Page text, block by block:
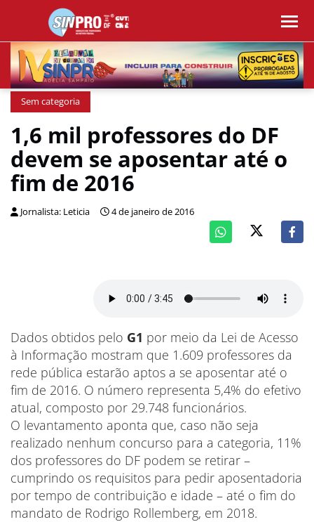
Sem categoria
1,6 mil professores do DF
devem se aposentar até o
fim de 2016
Jornalista: Leticia 4 de janeiro de 2016
Dados obtidos pelo G1 por meio da Lei de Acesso
à Informação mostram que 1.609 professores da
rede pública estarão aptos a se aposentar até o
fim de 2016. O número representa 5,4% do efetivo
atual, composto por 29.748 funcionários.
O levantamento aponta que, caso não seja
realizado nenhum concurso para a categoria, 11%
dos professores do DF podem se retirar –
cumprindo os requisitos para pedir aposentadoria
por tempo de contribuição e idade – até o fim do
mandato de Rodrigo Rollemberg, em 2018.